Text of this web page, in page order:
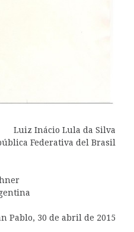
Luiz Inácio Lula da Silva
Federativa del Brasil
Pablo, 30 de abril de 2015